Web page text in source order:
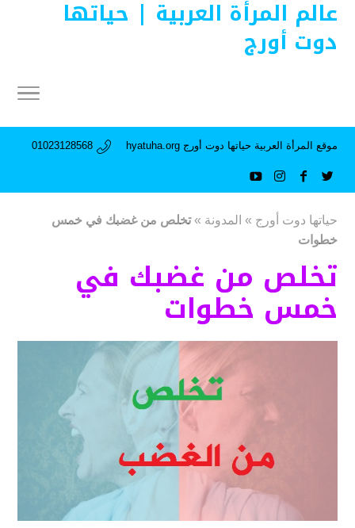
عالم المرأة العربية | حياتها
دوت أورج
موقع المرأة العربية حياتها دوت أورج hyatuha.org 01023128568
حياتها دوت أورج » المدونة »تخلص من غضبك في خمس
خطوات
تخلص من غضبك في
خمس خطوات